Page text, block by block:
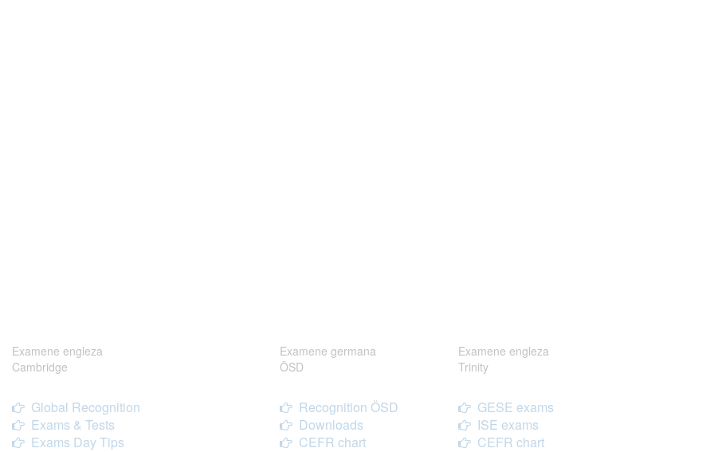
Examene engleza
Cambridge
Global Recognition
Exams & Tests
Exams Day Tips
Examene germana
ÖSD
Recognition ÖSD
Downloads
CEFR chart
Examene engleza
Trinity
GESE exams
ISE exams
CEFR chart